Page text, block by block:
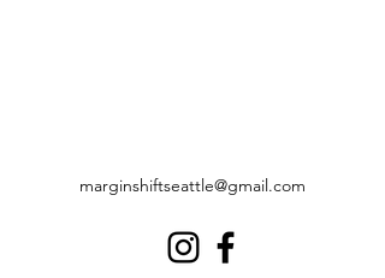
marginshiftseattle@gmail.com